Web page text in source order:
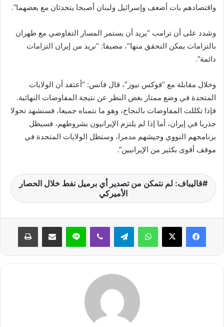
واقتصادهم بات أضعف وإسرائيل ولبنان أصبحا يتحدثان مع بعضهما”.
وشدد على أن ترامب “يريد أن يستمر المسار التفاوضي مع طهران
بالتزامات يمكن التحقق منها”، مضيفا: “نريد من إيران التزامات
دائمة”.
وخلال مقابلة مع “فوكس نيوز”، قال فانس: “أعتقد أن الولايات
المتحدة في وضع ممتاز بغض النظر عن نتيجة المفاوضات النهائية.
فإذا تكللت المفاوضات بالنجاح، وهو ما نتمناه جميعا، فسنشهد تحولا
جذريا في إيران، أما إذا لم يلتزم الإيرانيون بشروطهم، فسيظل
برنامجهم النووي وجيشهم مدمرا، وستظل الولايات المتحدة في
موقف أقوى بكثير من الإيرانيين”.
قاليباف: لم نتمكن من تصدير أي برميل نفط خلال الحصار
الأميركي
واتساب تيلقرام ڤايبر لاين مشاركة عبر البريد طباعة